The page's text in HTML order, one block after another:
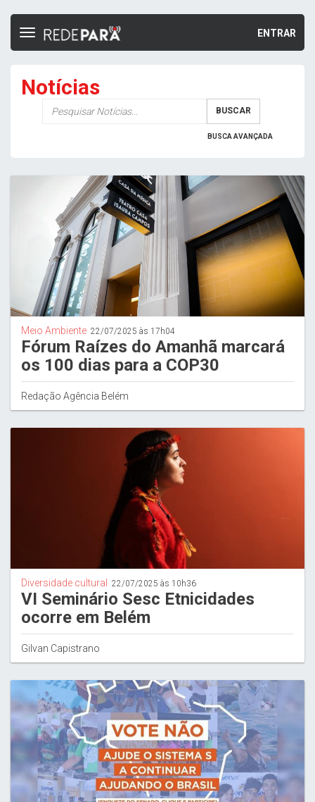
ENTRAR
Toggle
Notícias
BUSCAR
BUSCA AVANÇADA
Meio Ambiente 22/07/2025 às 17h04
Fórum Raízes do Amanhã marcará
os 100 dias para a COP30
Redação Agência Belém
Diversidade cultural 22/07/2025 às 10h36
VI Seminário Sesc Etnicidades
ocorre em Belém
Gilvan Capistrano